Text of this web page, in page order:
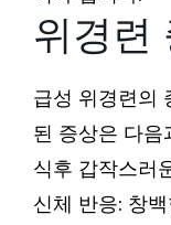
위경련
급성 위경련의
된 증상은 다음
식후 갑작스러
신체 반응: 창